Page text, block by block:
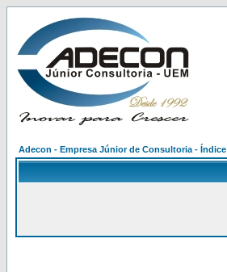
Adecon - Empresa Júnior de Consultoria - Índice